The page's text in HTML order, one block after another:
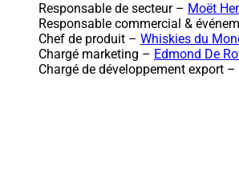
Responsable de secteur – Moët
Responsable commercial &
Chef de produit – Whiskies du
Chargé marketing – Edmond De
Chargé de développement export –